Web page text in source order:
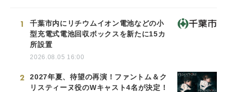
1
千葉市内にリチウムイオン電池などの小
型充電式電池回収ボックスを新たに15カ
所設置
2026.08.05 16:00
2
2027年夏、待望の再演！ファントム＆ク
リスティーヌ役のWキャスト4名が決定！